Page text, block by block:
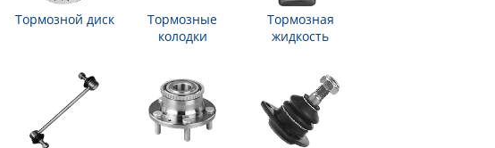
Тормозной диск
Тормозные
колодки
Тормозная
жидкость